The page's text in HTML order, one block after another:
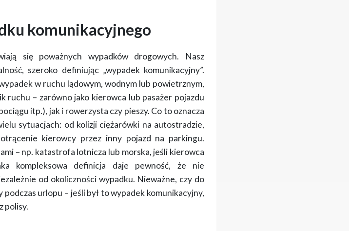
komunikacyjnego
się poważnych wypadków drogowych. Nasz
szeroko definiując „wypadek komunikacyjny”.
w ruchu lądowym, wodnym lub powietrznym,
ruchu – zarówno jako kierowca lub pasażer pojazdu
itp.), jak i rowerzysta czy pieszy. Co to oznacza
sytuacjach: od kolizji ciężarówki na autostradzie,
kierowcy przez inny pojazd na parkingu.
– np. katastrofa lotnicza lub morska, jeśli kierowca
kompleksowa definicja daje pewność, że nie
od okoliczności wypadku. Nieważne, czy do
podczas urlopu – jeśli był to wypadek komunikacyjny,
polisy.